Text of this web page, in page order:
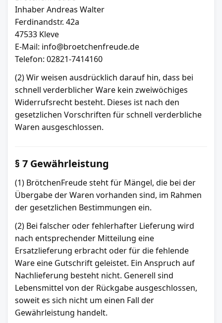
Inhaber Andreas Walter
Ferdinandstr. 42a
47533 Kleve
E-Mail: info@broetchenfreude.de
Telefon: 02821-7414160
(2) Wir weisen ausdrücklich darauf hin, dass bei
schnell verderblicher Ware kein zweiwöchiges
Widerrufsrecht besteht. Dieses ist nach den
gesetzlichen Vorschriften für schnell verderbliche
Waren ausgeschlossen.
§ 7 Gewährleistung
(1) BrötchenFreude steht für Mängel, die bei der
Übergabe der Waren vorhanden sind, im Rahmen
der gesetzlichen Bestimmungen ein.
(2) Bei falscher oder fehlerhafter Lieferung wird
nach entsprechender Mitteilung eine
Ersatzlieferung erbracht oder für die fehlende
Ware eine Gutschrift geleistet. Ein Anspruch auf
Nachlieferung besteht nicht. Generell sind
Lebensmittel von der Rückgabe ausgeschlossen,
soweit es sich nicht um einen Fall der
Gewährleistung handelt.